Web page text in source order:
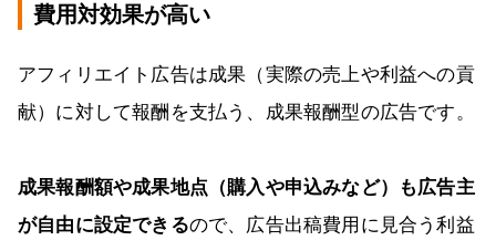
費用対効果が高い
アフィリエイト広告は成果（実際の売上や利益への貢
献）に対して報酬を支払う、成果報酬型の広告です。
成果報酬額や成果地点（購入や申込みなど）も広告主
が自由に設定できるので、広告出稿費用に見合う利益